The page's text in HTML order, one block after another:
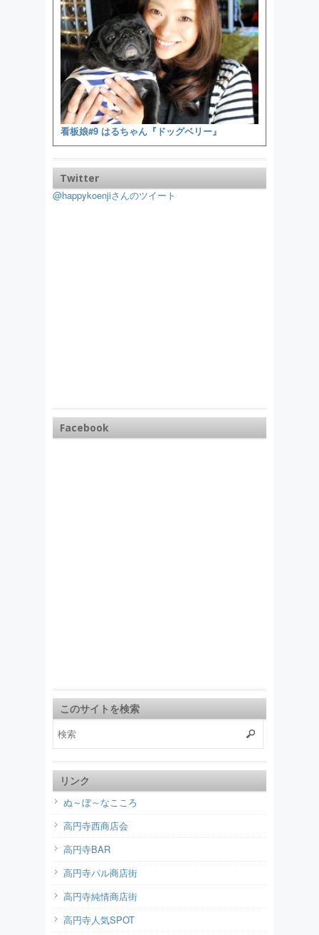
看板娘#9 はるちゃん『ドッグベリー』
Twitter
@happykoenjiさんのツイート
Facebook
このサイトを検索
リンク
ぬ～ぼ～なこころ
高円寺西商店会
高円寺BAR
高円寺パル商店街
高円寺純情商店街
高円寺人気SPOT